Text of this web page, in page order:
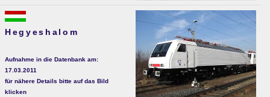
Hegyeshalom
Aufnahme in die Datenbank am:
17.03.2011
für nähere Details bitte auf das Bild
klicken